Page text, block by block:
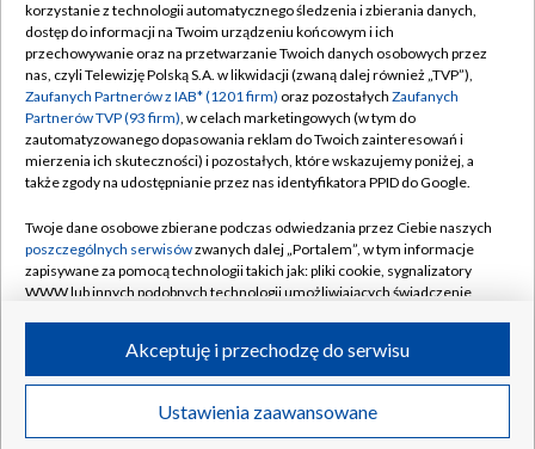
TVP
Abonament TVP
Emisja w TVP
Centrum informacji TVP
Naziemna Telewizja Cyfrowa
Rada Programowa
System NOS
Informacje o nadawcy
Program dla prasy
Ogłoszenie przetargowe
Regulamin TVP
Polityka prywatności
Moje zgody
Pomoc
Kontakt
Kanały
©2026 Telewizja Polska S.A. w likwidacji
korzystanie z technologii automatycznego śledzenia i zbierania danych,
dostęp do informacji na Twoim urządzeniu końcowym i ich
przechowywanie oraz na przetwarzanie Twoich danych osobowych przez
nas, czyli Telewizję Polską S.A. w likwidacji (zwaną dalej również „TVP”),
Zaufanych Partnerów z IAB* (1201 firm) oraz pozostałych Zaufanych
Partnerów TVP (93 firm), w celach marketingowych (w tym do
zautomatyzowanego dopasowania reklam do Twoich zainteresowań i
mierzenia ich skuteczności) i pozostałych, które wskazujemy poniżej, a
także zgody na udostępnianie przez nas identyfikatora PPID do Google.
Twoje dane osobowe zbierane podczas odwiedzania przez Ciebie naszych
poszczególnych serwisówzwanych dalej „Portalem”, w tym informacje
zapisywane za pomocą technologii takich jak: pliki cookie, sygnalizatory
WWW lub innych podobnych technologii umożliwiających świadczenie
ruchu w Internecie.
Twoje dane osobowe zbierane podczas odwiedzania przez Ciebie
poszczególnych serwisówna Portalu, takie jak adresy IP, identyfikatory
Ustawienia zaawansowane
Akceptuję i przechodzę do serwisu